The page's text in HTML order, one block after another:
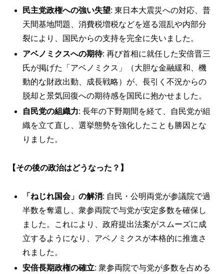
民主党政権への強い失望: 東日本大震災への対応、普
天間基地問題、消費税増税などを巡る混乱や内部分
裂により、国民からの支持を完全に失いました。
アベノミクスへの期待: 再び首相に就任した安倍晋三
氏が掲げた「アベノミクス」（大胆な金融緩和、機
動的な財政出動、成長戦略）が、長引く不況からの
脱却と景気回復への期待感を国民に抱かせました。
自民党の組織力: 長年の下野期間を経て、自民党が組
織を立て直し、選挙態勢を強化したことも勝因とな
りました。
【その後の政治はどうなった？】
「ねじれ国会」の解消: 自民・公明両党が参議院で過
半数を奪還し、衆参両院で与党が安定多数を確保し
ました。これにより、政府提出法案がスムーズに成
立するようになり、アベノミクスが本格的に推進さ
れました。
安倍長期政権の確立: 衆参両院で与党が多数を占める